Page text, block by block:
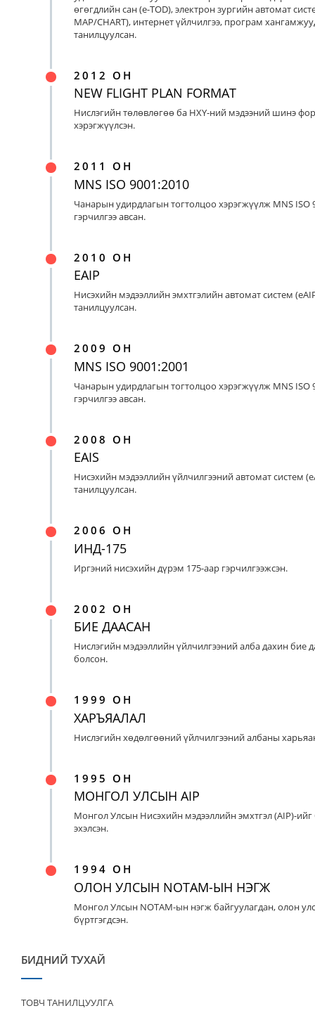
өгөгдлийн сан (e-TOD), электрон зургийн автомат
MAP/CHART), интернет үйлчилгээ, програм
танилцуулсан.
2012 ОН
NEW FLIGHT PLAN FORMAT
Нислэгийн төлөвлөгөө ба НХҮ-ний мэдээний шинэ
хэрэгжүүлсэн.
2011 ОН
MNS ISO 9001:2010
Чанарын удирдлагын тогтолцоо хэрэгжүүлж MNS ISO
гэрчилгээ авсан.
2010 ОН
EAIP
Нисэхийн мэдээллийн эмхтгэлийн автомат систем
танилцуулсан.
2009 ОН
MNS ISO 9001:2001
Чанарын удирдлагын тогтолцоо хэрэгжүүлж MNS ISO
гэрчилгээ авсан.
2008 ОН
EAIS
Нисэхийн мэдээллийн үйлчилгээний автомат систем
танилцуулсан.
2006 ОН
ИНД-175
Иргэний нисэхийн дүрэм 175-аар гэрчилгээжсэн.
2002 ОН
БИЕ ДААСАН
Нислэгийн мэдээллийн үйлчилгээний алба дахин бие
болсон.
1999 ОН
ХАРЪЯАЛАЛ
Нислэгийн хөдөлгөөний үйлчилгээний албаны
1995 ОН
МОНГОЛ УЛСЫН AIP
Монгол Улсын Нисэхийн мэдээллийн эмхтгэл (AIP)-
эхэлсэн.
1994 ОН
ОЛОН УЛСЫН NOTAM-ЫН НЭГЖ
Монгол Улсын NOTAM-ын нэгж байгуулагдан, олон
бүртгэгдсэн.
БИДНИЙ ТУХАЙ
ТОВЧ ТАНИЛЦУУЛГА